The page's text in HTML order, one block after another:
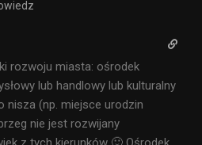
rozwoju miasta: ośrodek
lub handlowy lub kulturalny
nisza (np. miejsce urodzin
nie jest rozwijany